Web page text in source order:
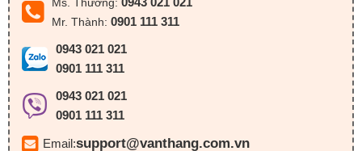
Mr. Thành: 0901 111 311
0943 021 021
0901 111 311
0943 021 021
0901 111 311
Email:support@vanthang.com.vn